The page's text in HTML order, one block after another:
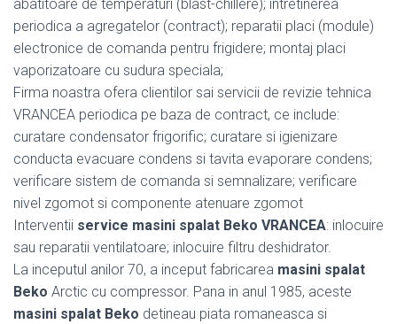
abatitoare de temperaturi (blast-chillere); intretinerea
periodica a agregatelor (contract); reparatii placi (module)
electronice de comanda pentru frigidere; montaj placi
vaporizatoare cu sudura speciala;
Firma noastra ofera clientilor sai servicii de revizie tehnica
VRANCEA periodica pe baza de contract, ce include:
curatare condensator frigorific; curatare si igienizare
conducta evacuare condens si tavita evaporare condens;
verificare sistem de comanda si semnalizare; verificare
nivel zgomot si componente atenuare zgomot
Interventii service masini spalat Beko VRANCEA: inlocuire
sau reparatii ventilatoare; inlocuire filtru deshidrator.
La inceputul anilor 70, a inceput fabricarea masini spalat
Beko Arctic cu compressor. Pana in anul 1985, aceste
masini spalat Beko detineau piata romaneasca si